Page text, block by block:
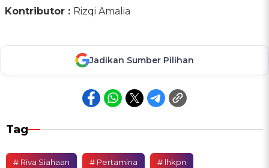
Kontributor : Rizqi Amalia
Jadikan Sumber Pilihan
Tag
# Riva Siahaan # Pertamina # lhkpn